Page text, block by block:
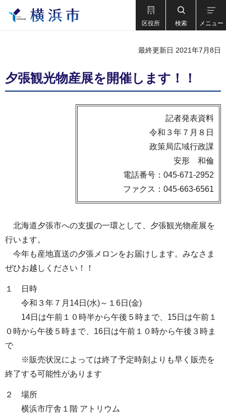
区役所 検索 メニュー
最終更新日 2021年7月8日
夕張観光物産展を開催します！！
記者発表資料
令和３年７月８日
政策局広域行政課
安形 和倫
電話番号：045-671-2952
ファクス：045-663-6561
北海道夕張市への支援の一環として、夕張観光物産展を
行います。
今年も産地直送の夕張メロンをお届けします。みなさま
ぜひお越しください！！
１ 日時
令和３年７月14日(水)～１6日(金)
14日は午前１０時半から午後５時まで、15日は午前１
０時から午後５時まで、16日は午前１０時から午後３時ま
で
※販売状況によっては終了予定時刻よりも早く販売を
終了する可能性があります
２ 場所
横浜市庁舎１階 アトリウム